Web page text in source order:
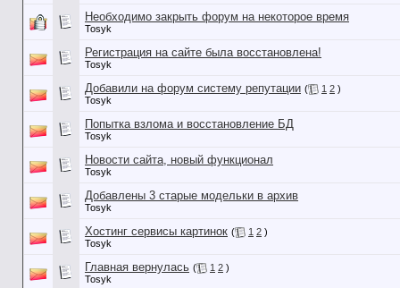
Необходимо закрыть форум на некоторое время
Tosyk
Регистрация на сайте была восстановлена!
Tosyk
Добавили на форум систему репутации ( 1 2 )
Tosyk
Попытка взлома и восстановление БД
Tosyk
Новости сайта, новый функционал
Tosyk
Добавлены 3 старые модельки в архив
Tosyk
Хостинг сервисы картинок ( 1 2 )
Tosyk
Главная вернулась ( 1 2 )
Tosyk